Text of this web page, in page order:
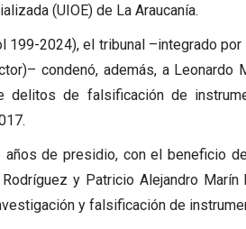
(UIOE) de La Araucanía.
199-2024), el tribunal –integrado
condenó, además, a
delitos de falsificación de
de presidio, con el beneficio
y Patricio Alejandro
y falsificación de